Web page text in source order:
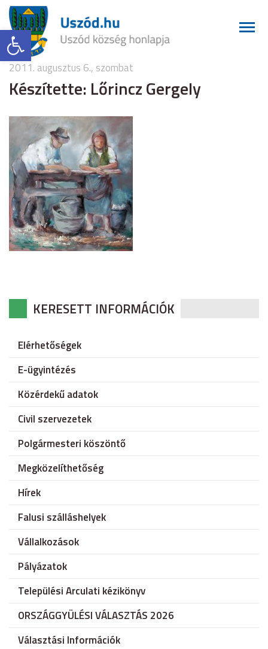
Eszköztár megnyitása
2011. augusztus 6., szombat
Készítette: Lőrincz Gergely
KERESETT INFORMÁCIÓK
Elérhetőségek
E-ügyintézés
Közérdekű adatok
Civil szervezetek
Polgármesteri köszöntő
Megközelíthetőség
Hírek
Falusi szálláshelyek
Vállalkozások
Pályázatok
Települési Arculati kézikönyv
ORSZÁGGYÜLÉSI VÁLASZTÁS 2026
Választási Információk